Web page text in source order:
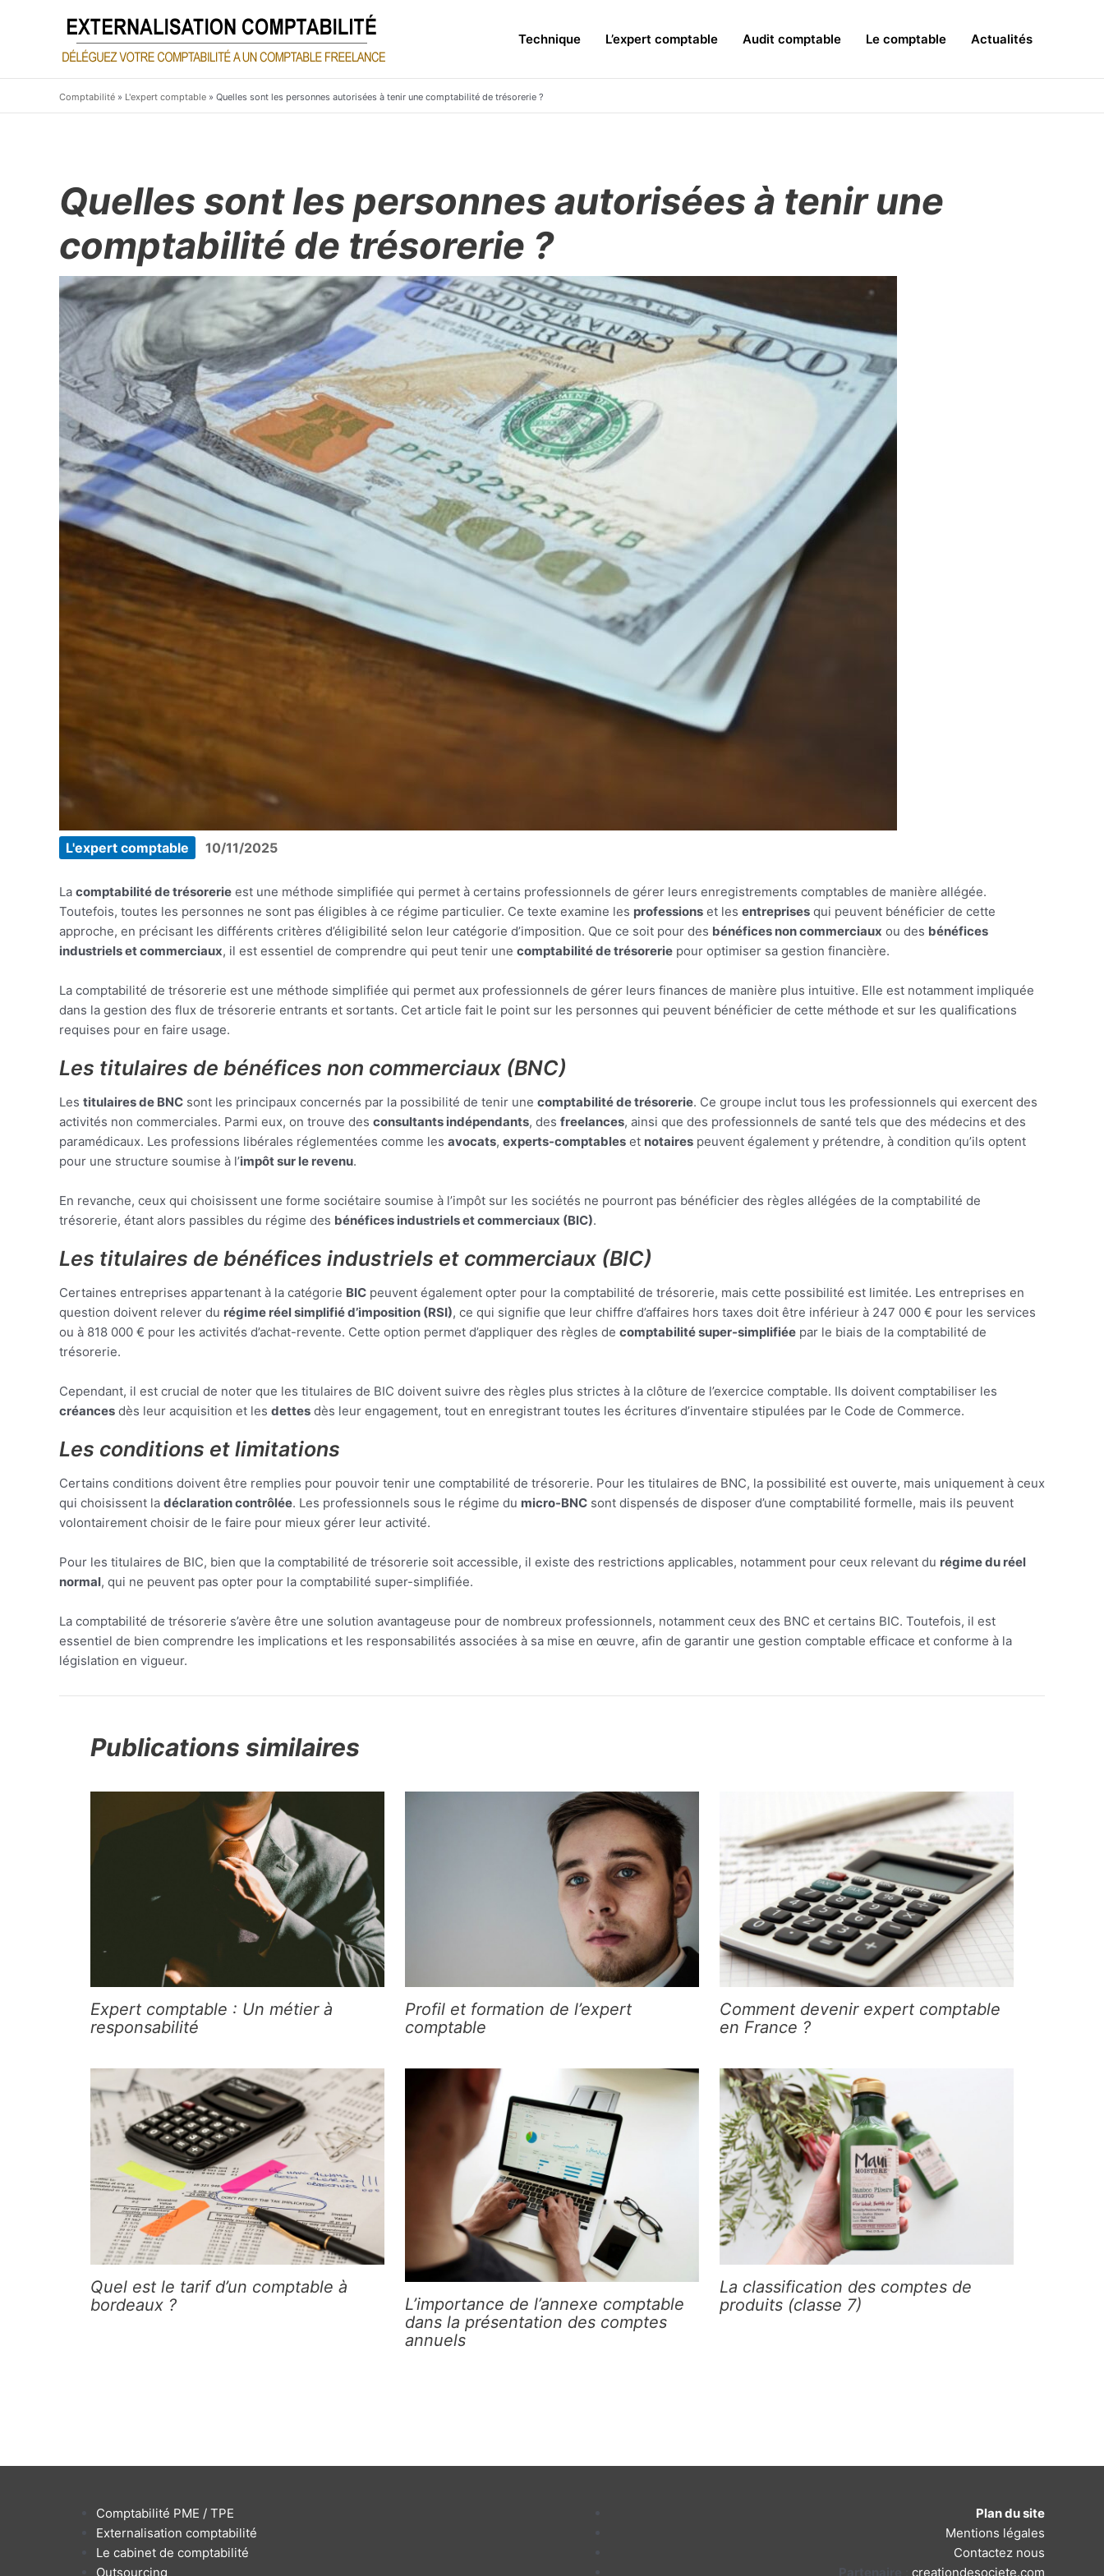
Technique L’expert comptable Audit comptable Le comptable Actualités
Comptabilité » L'expert comptable » Quelles sont les personnes autorisées à tenir une comptabilité de trésorerie ?
Quelles sont les personnes autorisées à tenir une
comptabilité de trésorerie ?
L'expert comptable 10/11/2025
La comptabilité de trésorerie est une méthode simplifiée qui permet à certains professionnels de gérer leurs enregistrements comptables de manière allégée.
Toutefois, toutes les personnes ne sont pas éligibles à ce régime particulier. Ce texte examine les professions et les entreprises qui peuvent bénéficier de cette
approche, en précisant les différents critères d’éligibilité selon leur catégorie d’imposition. Que ce soit pour des bénéfices non commerciaux ou des bénéfices
industriels et commerciaux, il est essentiel de comprendre qui peut tenir une comptabilité de trésorerie pour optimiser sa gestion financière.
La comptabilité de trésorerie est une méthode simplifiée qui permet aux professionnels de gérer leurs finances de manière plus intuitive. Elle est notamment impliquée
dans la gestion des flux de trésorerie entrants et sortants. Cet article fait le point sur les personnes qui peuvent bénéficier de cette méthode et sur les qualifications
requises pour en faire usage.
Les titulaires de bénéfices non commerciaux (BNC)
Les titulaires de BNC sont les principaux concernés par la possibilité de tenir une comptabilité de trésorerie. Ce groupe inclut tous les professionnels qui exercent des
activités non commerciales. Parmi eux, on trouve des consultants indépendants, des freelances, ainsi que des professionnels de santé tels que des médecins et des
paramédicaux. Les professions libérales réglementées comme les avocats, experts-comptables et notaires peuvent également y prétendre, à condition qu’ils optent
pour une structure soumise à l’impôt sur le revenu.
En revanche, ceux qui choisissent une forme sociétaire soumise à l’impôt sur les sociétés ne pourront pas bénéficier des règles allégées de la comptabilité de
trésorerie, étant alors passibles du régime des bénéfices industriels et commerciaux (BIC).
Les titulaires de bénéfices industriels et commerciaux (BIC)
Certaines entreprises appartenant à la catégorie BIC peuvent également opter pour la comptabilité de trésorerie, mais cette possibilité est limitée. Les entreprises en
question doivent relever du régime réel simplifié d’imposition (RSI), ce qui signifie que leur chiffre d’affaires hors taxes doit être inférieur à 247 000 € pour les services
ou à 818 000 € pour les activités d’achat-revente. Cette option permet d’appliquer des règles de comptabilité super-simplifiée par le biais de la comptabilité de
trésorerie.
Cependant, il est crucial de noter que les titulaires de BIC doivent suivre des règles plus strictes à la clôture de l’exercice comptable. Ils doivent comptabiliser les
créances dès leur acquisition et les dettes dès leur engagement, tout en enregistrant toutes les écritures d’inventaire stipulées par le Code de Commerce.
Les conditions et limitations
Certains conditions doivent être remplies pour pouvoir tenir une comptabilité de trésorerie. Pour les titulaires de BNC, la possibilité est ouverte, mais uniquement à ceux
qui choisissent la déclaration contrôlée. Les professionnels sous le régime du micro-BNC sont dispensés de disposer d’une comptabilité formelle, mais ils peuvent
volontairement choisir de le faire pour mieux gérer leur activité.
Pour les titulaires de BIC, bien que la comptabilité de trésorerie soit accessible, il existe des restrictions applicables, notamment pour ceux relevant du régime du réel
normal, qui ne peuvent pas opter pour la comptabilité super-simplifiée.
La comptabilité de trésorerie s’avère être une solution avantageuse pour de nombreux professionnels, notamment ceux des BNC et certains BIC. Toutefois, il est
essentiel de bien comprendre les implications et les responsabilités associées à sa mise en œuvre, afin de garantir une gestion comptable efficace et conforme à la
législation en vigueur.
Publications similaires
Expert comptable : Un métier à
responsabilité
Profil et formation de l’expert
comptable
Comment devenir expert comptable
en France ?
Quel est le tarif d’un comptable à
bordeaux ?
L’importance de l’annexe comptable
dans la présentation des comptes
annuels
La classification des comptes de
produits (classe 7)
Comptabilité PME / TPE
Externalisation comptabilité
Le cabinet de comptabilité
Outsourcing
Plan du site
Mentions légales
Contactez nous
creationdesociete.com